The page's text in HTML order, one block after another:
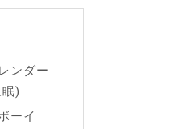
ンダー
)
ーイ